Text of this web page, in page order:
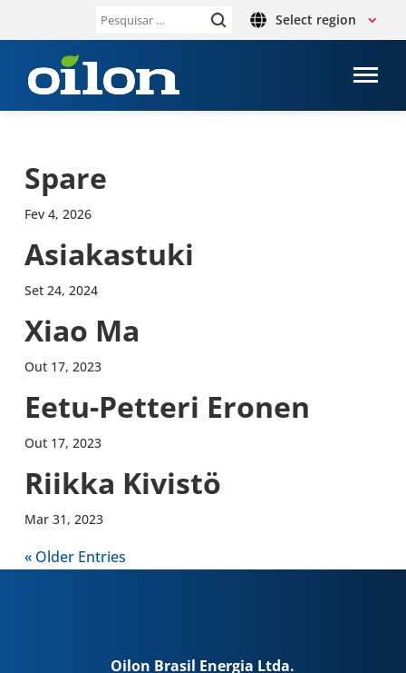
Pesquisar Select region
Spare
Fev 4, 2026
Asi­a­kas­tuki
Set 24, 2024
Xiao Ma
Out 17, 2023
Eetu-​Petteri Eronen
Out 17, 2023
Riikka Kivistö
Mar 31, 2023
« Older Entries
Oilon Brasil Energia Ltda.